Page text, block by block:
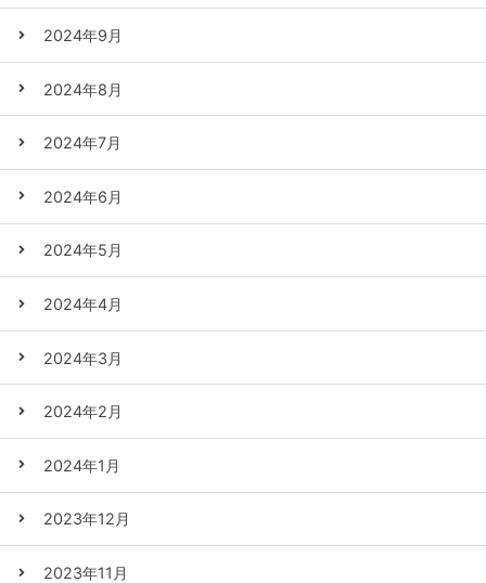
2024年9月
2024年8月
2024年7月
2024年6月
2024年5月
2024年4月
2024年3月
2024年2月
2024年1月
2023年12月
2023年11月